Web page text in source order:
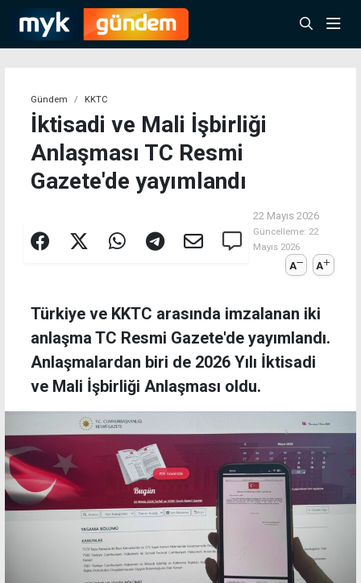
Gündem KKTC
İktisadi ve Mali İşbirliği
Anlaşması TC Resmi
Gazete'de yayımlandı
22 Mayıs 2026
Güncelleme: 22
Mayıs 2026
A A
Türkiye ve KKTC arasında imzalanan iki
anlaşma TC Resmi Gazete'de yayımlandı.
Anlaşmalardan biri de 2026 Yılı İktisadi
ve Mali İşbirliği Anlaşması oldu.